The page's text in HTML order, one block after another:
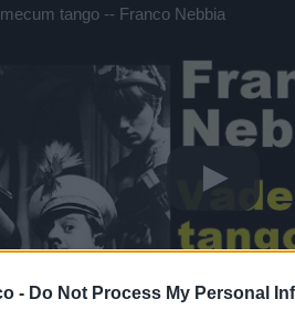
- Do Not Process My Personal
tango -- Franco Nebbia